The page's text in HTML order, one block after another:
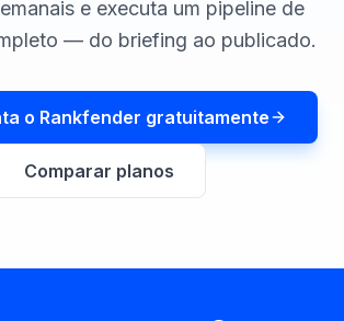
e executa um pipeline de
— do briefing ao publicado.
o Rankfender gratuitamente
Comparar planos